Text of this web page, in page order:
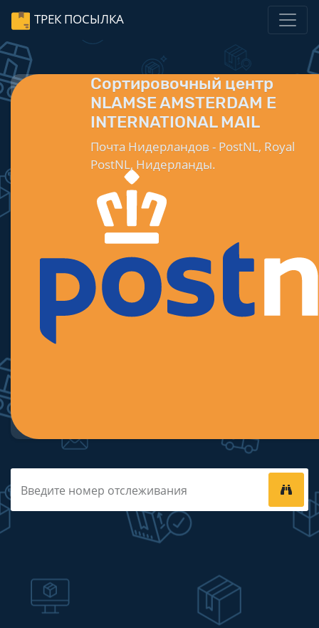
ТРЕК ПОСЫЛКА
Сортировочный центр
NLAMSE AMSTERDAM E
INTERNATIONAL MAIL
Почта Нидерландов - PostNL, Royal
PostNL, Нидерланды.